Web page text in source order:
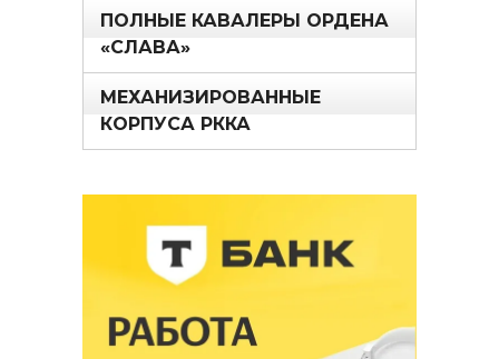
ПОЛНЫЕ КАВАЛЕРЫ ОРДЕНА
«СЛАВА»
МЕХАНИЗИРОВАННЫЕ
КОРПУСА РККА